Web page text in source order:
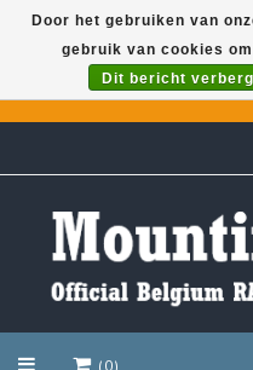
GARMIN GPS met een
Door het gebruiken van
gebruik van cookies
Dit bericht